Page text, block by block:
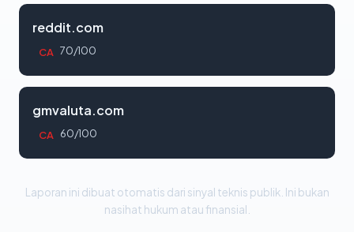
reddit.com
CA 70/100
gmvaluta.com
CA 60/100
Laporan ini dibuat otomatis dari sinyal teknis publik. Ini bukan
nasihat hukum atau finansial.